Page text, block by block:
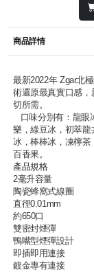
商品詳情
最新2022年 Zgar北
術還原最真實口感
切所需。
口味分別有：龍眼
樂，綠豆冰，初萃
冰，棒棒冰，凍檸
百香果。
產品規格
2毫升容量
陶瓷蜂窩式線圈
直徑0.01mm
約650口
雙密封煙彈
鴨嘴型煙彈設計
即插即用連接
鍍金專有連接